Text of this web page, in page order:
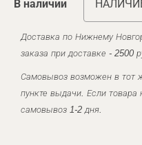
В наличии
Доставка по Нижнему
заказа при доставке - 2500
Самовывоз возможен в тот
пункте выдачи. Если
самовывоз 1-2 дня.